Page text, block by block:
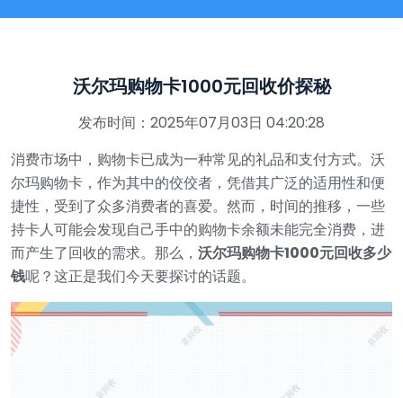
沃尔玛购物卡1000元回收价探秘
发布时间：2025年07月03日 04:20:28
消费市场中，购物卡已成为一种常见的礼品和支付方式。沃
尔玛购物卡，作为其中的佼佼者，凭借其广泛的适用性和便
捷性，受到了众多消费者的喜爱。然而，时间的推移，一些
持卡人可能会发现自己手中的购物卡余额未能完全消费，进
而产生了回收的需求。那么， 沃尔玛购物卡1000元回收多少
钱呢？这正是我们今天要探讨的话题。